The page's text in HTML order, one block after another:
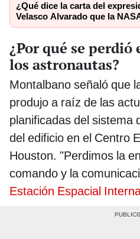
¿Qué dice la carta del
Velasco Alvarado que la
¿Por qué se
los astronautas?
Montalbano señaló que
produjo a raíz de las
planificadas del sistema
del edificio en el Centro
Houston. "Perdimos la
comando y la
Estación Espacial